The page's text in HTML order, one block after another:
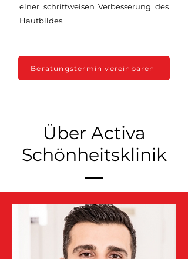
einer schrittweisen Verbesserung des
Hautbildes.
Beratungstermin vereinbaren
Über Activa
Schönheitsklinik